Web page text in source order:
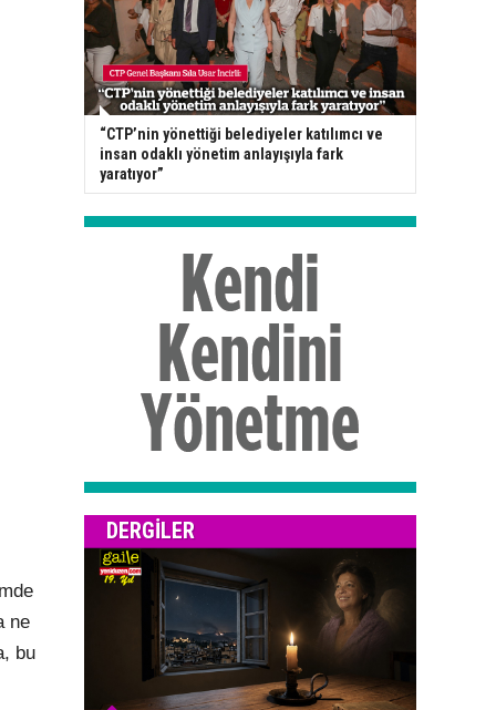
ne
bu
“CTP’nin yönettiği belediyeler katılımcı ve
insan odaklı yönetim anlayışıyla fark
yaratıyor”
DERGILER